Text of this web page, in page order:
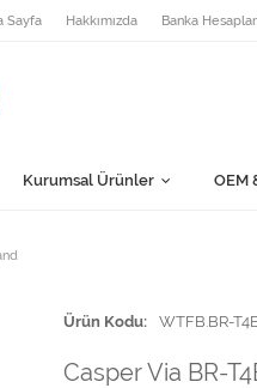
Sayfa Hakkımızda Banka
Kurumsal Ürünler OEM
Ürün Kodu WTFB.BR-
Casper Via BR-